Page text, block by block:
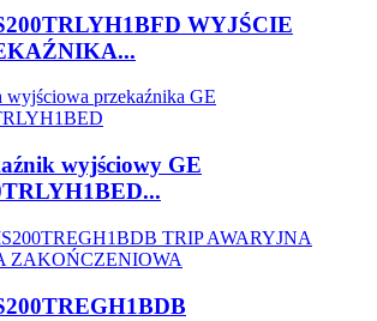
WYJŚCIE
wyjściowy GE